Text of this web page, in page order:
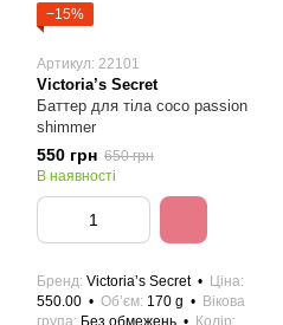
−15%
Артикул: 22101
Victoria’s Secret
Баттер для тіла coco passion
shimmer
550 грн 650 грн
В наявності
Бренд Victoria’s Secret
Ціна
550.00
Об’єм 170 g
Вікова
група Без обмежень
Колір